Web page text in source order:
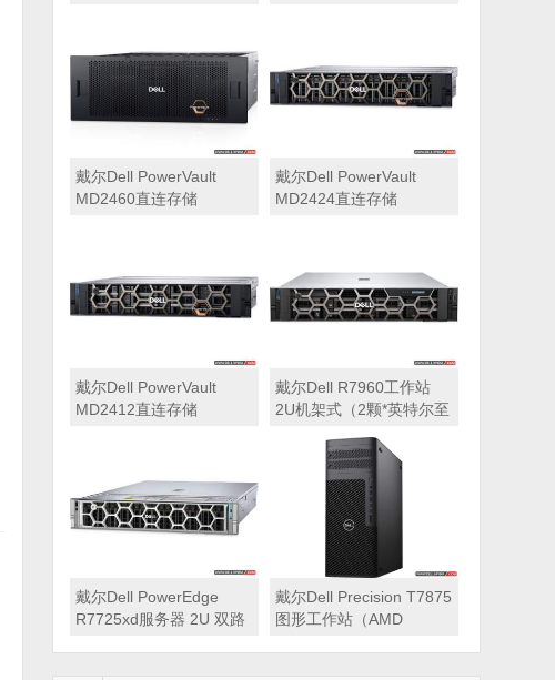
SSD固态硬盘丨PERC
H965i阵列卡丨800W双电
源丨三年保修)
H965i阵列卡丨800W双电
源丨三年保修)
戴尔Dell PowerVault
MD2460直连存储
戴尔Dell PowerVault
MD2424直连存储
戴尔Dell PowerVault
MD2412直连存储
戴尔Dell R7960工作站
2U机架式（2颗*英特尔至
十四核心丨256GB 内存
丨1T固态硬盘+2块*8TB
硬盘丨2*RTX A6000
48GB显卡丨2400W双电
源丨三年质保）
戴尔Dell PowerEdge
R7725xd服务器 2U 双路
戴尔Dell Precision T7875
图形工作站（AMD